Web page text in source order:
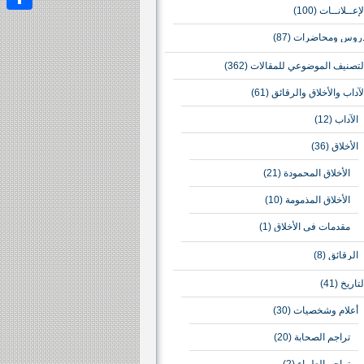
(100)
ومحاضرات (87)
الموضوعي للمقالات (362)
الآداب والأخلاق والرقائق (61)
الآداب (12)
الأخلاق (36)
الأخلاق المحمودة (21)
الأخلاق المذمومة (10)
مقدمات في الأخلاق (1)
الرقائق (8)
التاريخ (41)
أعلام وشخصيات (30)
تراجم الصحابة (20)
نشر